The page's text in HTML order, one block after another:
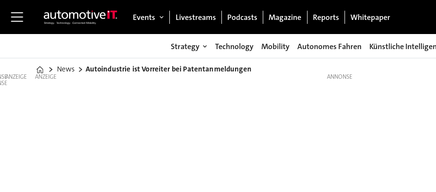
Events Livestreams Podcasts Magazine Reports Whitepaper
Strategy Technology Mobility Autonomes Fahren Künstliche
Home
News Autoindustrie ist Vorreiter bei Patentanmeldungen
ANZEIGE ANZEIGE